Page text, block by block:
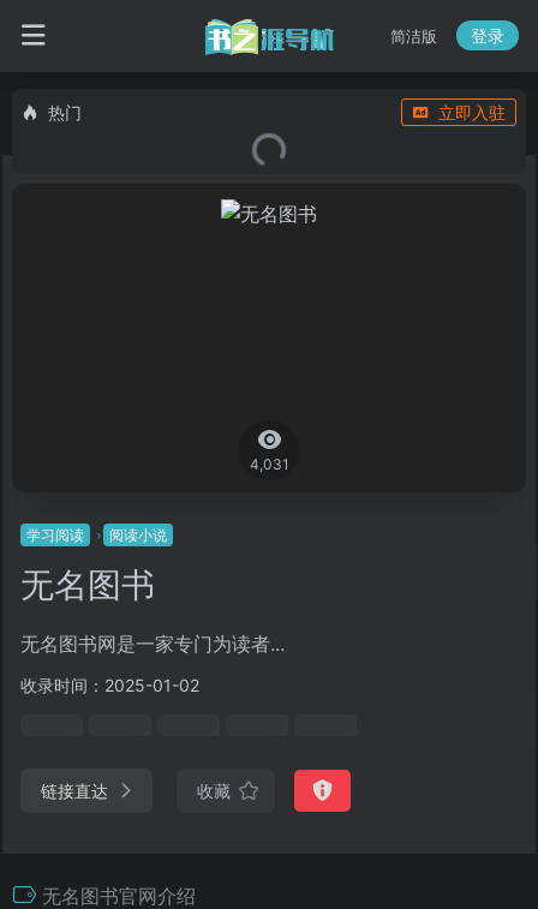
简洁版 登录
热门 立即入驻
4,031
学习阅读 阅读小说
无名图书
无名图书网是一家专门为读者...
收录时间：2025-01-02
链接直达 收藏
无名图书官网介绍